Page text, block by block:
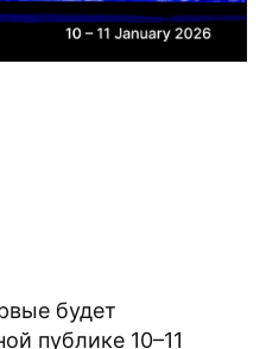
будет
публике 10–11